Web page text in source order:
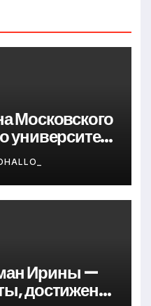
Московского
университета
от студента
Ирины —
достижения